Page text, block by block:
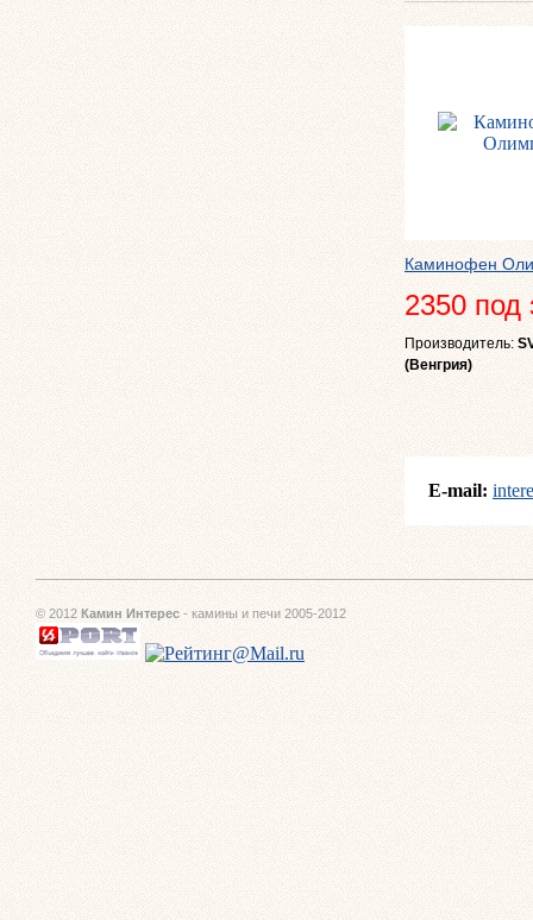
Каминофен
2350 под
Производитель:
(Венгрия)
E-mail:
© 2012 Камин Интерес - камины и печи 2005-2012